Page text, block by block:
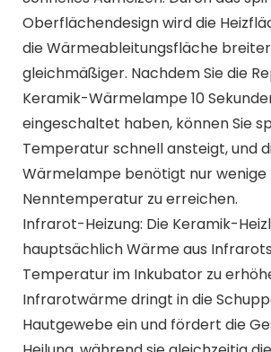
Oberflächendesign wird die
die Wärmeableitungsfläche
gleichmäßiger. Nachdem Sie die
Keramik-Wärmelampe 10
eingeschaltet haben, können Sie
Temperatur schnell ansteigt, und
Wärmelampe benötigt nur wenige
Nenntemperatur zu erreichen.
Infrarot-Heizung: Die Keramik-
hauptsächlich Wärme aus
Temperatur im Inkubator zu
Infrarotwärme dringt in die
Hautgewebe ein und fördert die